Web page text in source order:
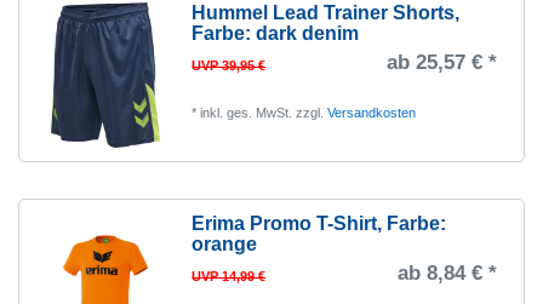
Hummel Lead Trainer Shorts,
Farbe: dark denim
UVP 39,95 € ab 25,57 € *
*inkl. ges. MwSt. zzgl.Versandkosten
Erima Promo T-Shirt, Farbe:
orange
UVP 14,99 € ab 8,84 € *